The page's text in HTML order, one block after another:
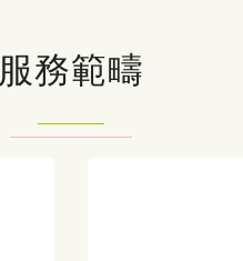
服務範疇